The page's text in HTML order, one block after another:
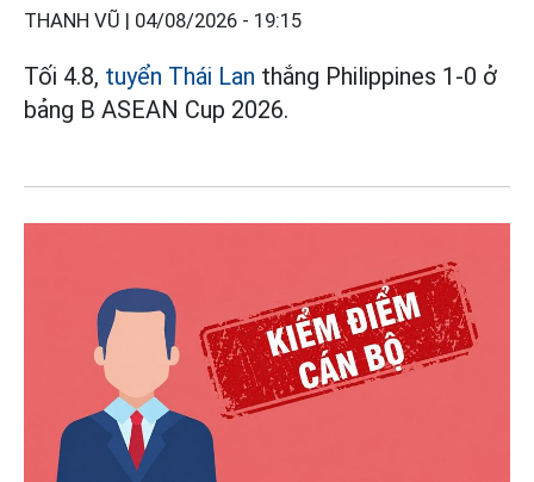
THANH VŨ | 04/08/2026 - 19:15
Tối 4.8, tuyển Thái Lan thắng Philippines 1-0 ở
bảng B ASEAN Cup 2026.